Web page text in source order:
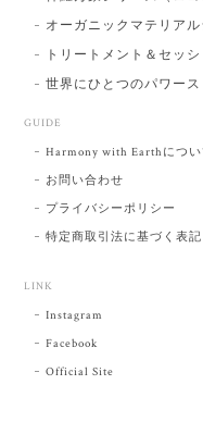
オーガニックマテリア
トリートメント＆セッシ
世界にひとつのパワー
GUIDE
Harmony with Earthについ
お問い合わせ
プライバシーポリシー
特定商取引法に基づく表記
LINK
Instagram
Facebook
Official Site